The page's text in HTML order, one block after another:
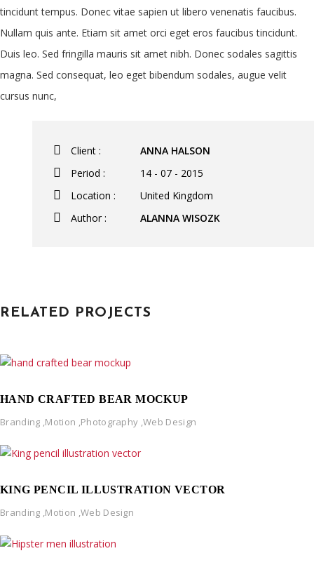
tincidunt tempus. Donec vitae sapien ut libero venenatis faucibus.
Nullam quis ante. Etiam sit amet orci eget eros faucibus tincidunt.
Duis leo. Sed fringilla mauris sit amet nibh. Donec sodales sagittis
magna. Sed consequat, leo eget bibendum sodales, augue velit
cursus nunc,
Client :
ANNA HALSON
Period :
14 - 07 - 2015
Location :
United Kingdom
Author :
ALANNA WISOZK
RELATED PROJECTS
HAND CRAFTED BEAR MOCKUP
Branding ,Motion ,Photography ,Web Design
KING PENCIL ILLUSTRATION VECTOR
Branding ,Motion ,Web Design